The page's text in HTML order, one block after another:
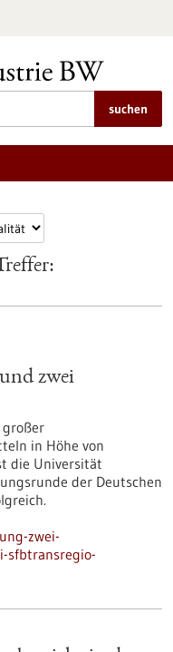
suchen
zwei
in Höhe von
die Universität
der Deutschen
zwei-
sfbtransregio-